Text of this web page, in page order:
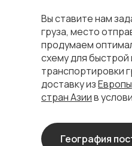
Вы ставите нам
груза, место
продумаем
схему для быстрой
транспортировки
доставку изЕвропы
стран Азиив
География